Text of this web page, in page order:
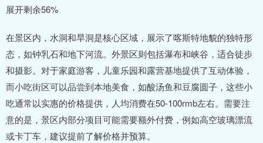
展开剩余56%
在景区内，水洞和旱洞是核心区域，展示了喀斯特地貌的独特形
态，如钟乳石和地下河流。外景区则包括瀑布和峡谷，适合徒步
和摄影。对于家庭游客，儿童乐园和露营基地提供了互动体验，
而小吃街区可以品尝到本地美食，如酸汤鱼和豆腐圆子，这些小
吃通常以实惠的价格提供，人均消费在50-100rmb左右。需要注
意的是，景区内部分项目可能需要额外付费，例如高空玻璃漂流
或卡丁车，建议提前了解价格并预算。